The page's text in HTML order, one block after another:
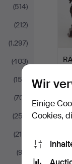
(514)
(212)
(1.297)
(403)
(153)
(701)
(257)
(215)
(97)
91
Wir
Einige
Cookies,